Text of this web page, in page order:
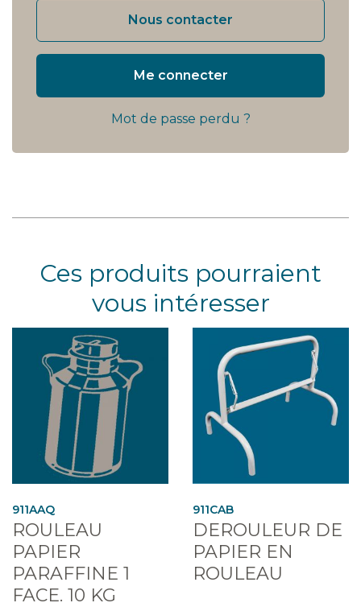
Nous contacter
Me connecter
Mot de passe perdu ?
Ces produits pourraient
vous intéresser
911AAQ
ROULEAU
PAPIER
PARAFFINE 1
FACE. 10 KG
911CAB
DEROULEUR DE
PAPIER EN
ROULEAU